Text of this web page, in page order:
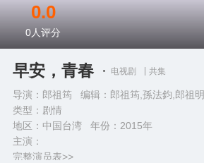
早安，青春 电视剧 共集
导演：郎祖筠 编辑：郎祖筠,孫法鈞,郎祖明
类型： 剧情
地区：中国台湾 年份： 2015年
主演：
完整演员表>>
0.0
0人评分